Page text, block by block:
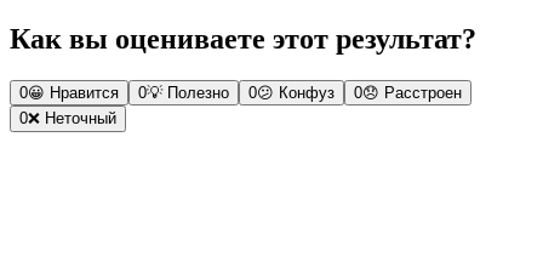
Как вы оцениваете этот результат?
0😀 Нравится 0💡 Полезно 0😕 Конфуз 0😞 Расстроен
0❌ Неточный